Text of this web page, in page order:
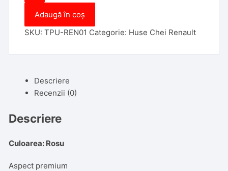
Renault
Megane,
Kadjar,
4
Butoane
Rosie
Adaugă în coș
SKU:TPU-REN01 Categorie: Huse Chei Renault
Descriere
Recenzii (0)
Descriere
Culoarea: Rosu
Aspect premium